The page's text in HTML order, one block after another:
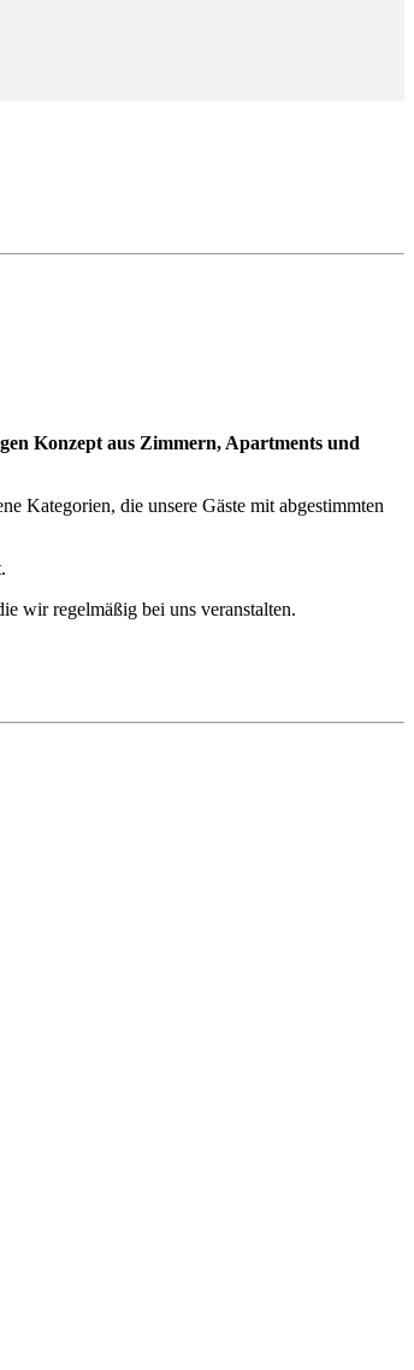
Konzept aus Zimmern, Apartments und
Kategorien, die unsere Gäste mit abgestimmten
wir regelmäßig bei uns veranstalten.